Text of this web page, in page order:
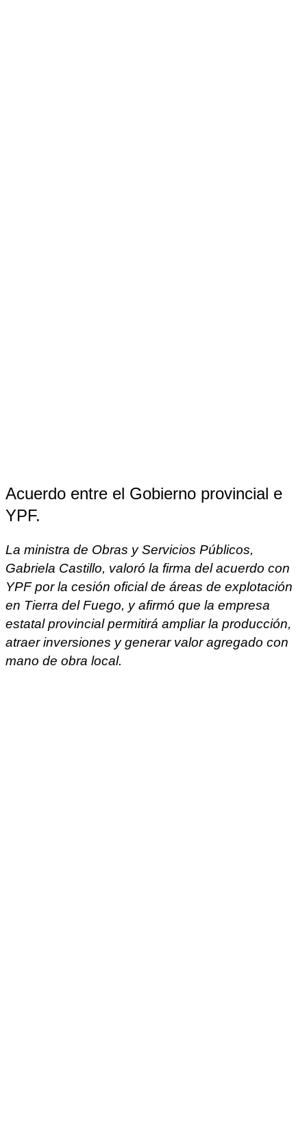
Acuerdo entre el Gobierno provincial e
YPF.
La ministra de Obras y Servicios Públicos,
Gabriela Castillo, valoró la firma del acuerdo con
YPF por la cesión oficial de áreas de explotación
en Tierra del Fuego, y afirmó que la empresa
estatal provincial permitirá ampliar la producción,
atraer inversiones y generar valor agregado con
mano de obra local.